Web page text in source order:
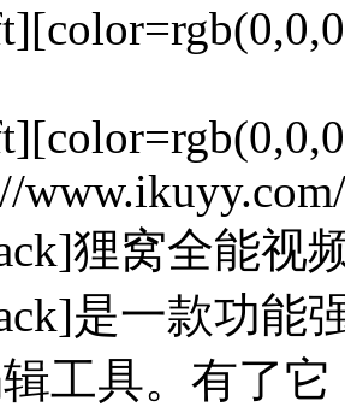
狸窝全能视
是一款功能
工具。有了